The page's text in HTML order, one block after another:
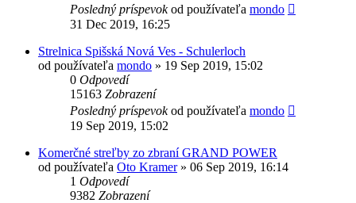
Posledný príspevokod používateľa mondo
31 Dec 2019, 16:25
Strelnica Spišská Nová Ves - Schulerloch
od používateľa mondo » 19 Sep 2019, 15:02
0 Odpovedí
15163 Zobrazení
Posledný príspevokod používateľa mondo
19 Sep 2019, 15:02
Komerčné streľby zo zbraní GRAND POWER
od používateľa Oto Kramer» 06 Sep 2019, 16:14
1 Odpovedí
9382 Zobrazení